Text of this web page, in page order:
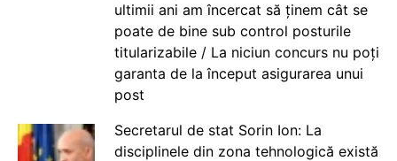
ultimii ani am încercat să ținem cât se
poate de bine sub control posturile
titularizabile / La niciun concurs nu poți
garanta de la început asigurarea unui
post
Secretarul de stat Sorin Ion: La
disciplinele din zona tehnologică există